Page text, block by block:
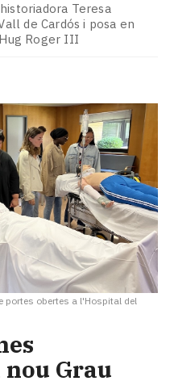
Teresa
de Cardós i posa en
Roger III
portes obertes a l'Hospital del
Grau